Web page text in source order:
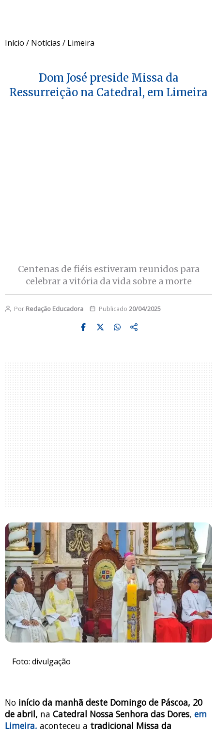
Início / Notícias / Limeira
Dom José preside Missa da
Ressurreição na Catedral, em Limeira
Centenas de fiéis estiveram reunidos para
celebrar a vitória da vida sobre a morte
Por Redação Educadora Publicado 20/04/2025
Foto: divulgação
No início da manhã deste Domingo de Páscoa, 20
de abril, na Catedral Nossa Senhora das Dores, em
Limeira, aconteceu a tradicional Missa da